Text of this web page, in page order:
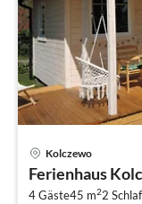
Kolczewo
Ferienhaus
4 Gäste45 m22